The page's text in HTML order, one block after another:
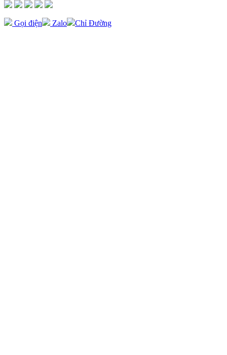
Gọi điện Zalo Chỉ Đường